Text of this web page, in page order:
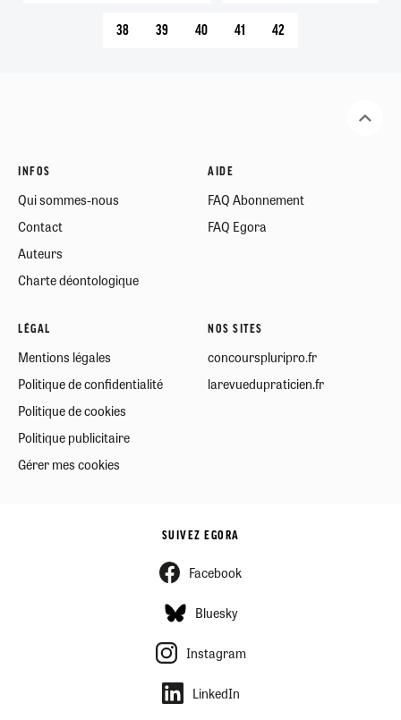
PAGE
38 PAGE
39 PAGE
40 PAGE
41
PAGE
42
INFOS
Qui sommes-nous
Contact
Auteurs
Charte déontologique
AIDE
FAQ Abonnement
FAQ Egora
LÉGAL
Mentions légales
Politique de confidentialité
Politique de cookies
Politique publicitaire
Gérer mes cookies
NOS SITES
concourspluripro.fr
larevuedupraticien.fr
SUIVEZ EGORA
Facebook
Bluesky
Instagram
LinkedIn